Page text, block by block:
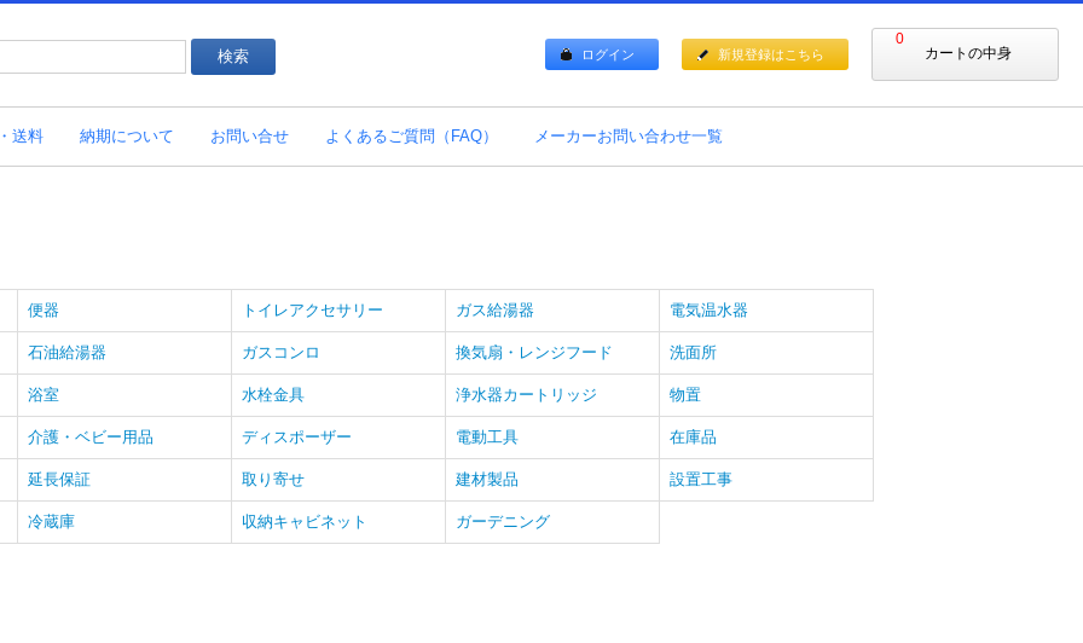
0
カートの中身
ログイン 新規登録はこちら
送料 納期について お問い合せ よくあるご質問（FAQ） メーカーお問い合わせ一覧
便器 トイレアクセサリー ガス給湯器 電気温水器
石油給湯器 ガスコンロ 換気扇・レンジフード 洗面所
浴室 水栓金具 浄水器カートリッジ 物置
介護・ベビー用品 ディスポーザー 電動工具 在庫品
延長保証 取り寄せ 建材製品 設置工事
冷蔵庫 収納キャビネット ガーデニング